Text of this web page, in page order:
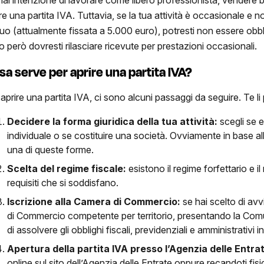
una partita IVA. Tuttavia, se la tua attività è occasionale e
(attualmente fissata a 5.000 euro), potresti non essere
però dovresti rilasciare ricevute per prestazioni occasionali.
serve per aprire una partita IVA?
una partita IVA, ci sono alcuni passaggi da seguire. Te
Decidere la forma giuridica della tua attività:scegli se
individuale o se costituire una società. Ovviamente in base
una di queste forme.
Scelta del regime fiscale:esistono il regime forfettario e il
requisiti che si soddisfano.
Iscrizione alla Camera di Commercio:se hai scelto di
di Commercio competente per territorio, presentando la
di assolvere gli obblighi fiscali, previdenziali e amministrativi
Apertura della partita IVA presso l’Agenzia delle